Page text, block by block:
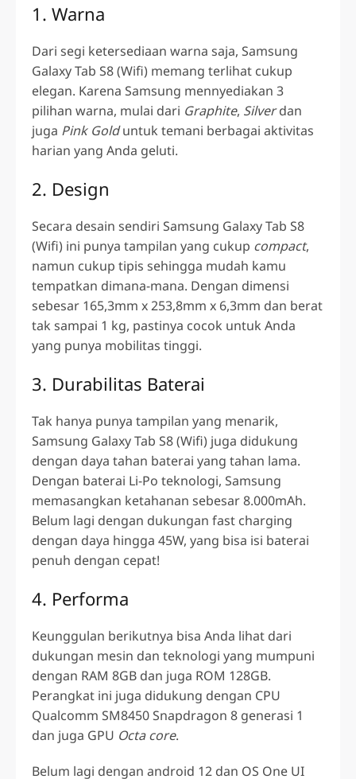
1. Warna
Dari segi ketersediaan warna saja, Samsung
Galaxy Tab S8 (Wifi) memang terlihat cukup
elegan. Karena Samsung mennyediakan 3
pilihan warna, mulai dari Graphite, Silverdan
juga Pink Golduntuk temani berbagai aktivitas
harian yang Anda geluti.
2. Design
Secara desain sendiri Samsung Galaxy Tab S8
(Wifi) ini punya tampilan yang cukup compact,
namun cukup tipis sehingga mudah kamu
tempatkan dimana-mana. Dengan dimensi
sebesar 165,3mm x 253,8mm x 6,3mm dan berat
tak sampai 1 kg, pastinya cocok untuk Anda
yang punya mobilitas tinggi.
3. Durabilitas Baterai
Tak hanya punya tampilan yang menarik,
Samsung Galaxy Tab S8 (Wifi) juga didukung
dengan daya tahan baterai yang tahan lama.
Dengan baterai Li-Po teknologi, Samsung
memasangkan ketahanan sebesar 8.000mAh.
Belum lagi dengan dukungan fast charging
dengan daya hingga 45W, yang bisa isi baterai
penuh dengan cepat!
4. Performa
Keunggulan berikutnya bisa Anda lihat dari
dukungan mesin dan teknologi yang mumpuni
dengan RAM 8GB dan juga ROM 128GB.
Perangkat ini juga didukung dengan CPU
Qualcomm SM8450 Snapdragon 8 generasi 1
dan juga GPU Octa core.
Belum lagi dengan android 12 dan OS One UI